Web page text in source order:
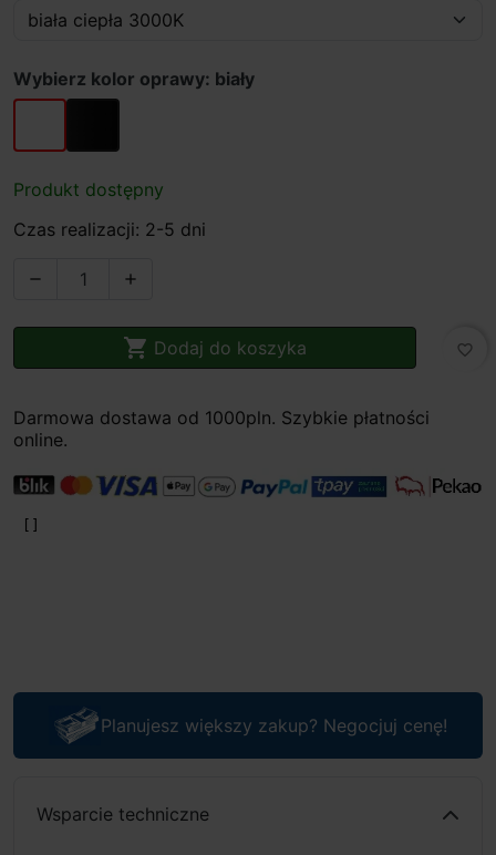
Wybierz kolor oprawy: biały
biały czarny
Produkt dostępny
Czas realizacji: 2-5 dni
 
 Dodaj do koszyka favorite_border
Darmowa dostawa od 1000pln. Szybkie płatności
online.
Planujesz większy zakup? Negocjuj cenę!
Wsparcie techniczne